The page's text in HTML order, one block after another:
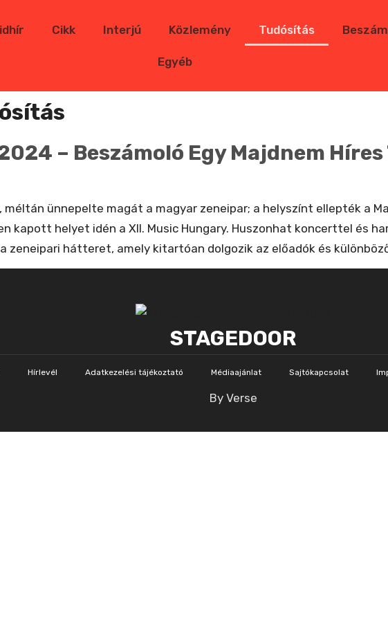
Cikk Interjú Közlemény Tudósítás
Egyéb
– Beszámoló Egy Majdnem
méltán ünnepelte magát a magyar zeneipar; a helyszínt ellepték a
kapott helyet idén a XII. Music Hungary. Huszonhat koncerttel és
zeneipari hátteret, amely kitartóan dolgozik az előadók és
STAGEDOOR
Hírlevél Adatkezelési tájékoztató Médiaajánlat Sajtókapcsolat
By Verse